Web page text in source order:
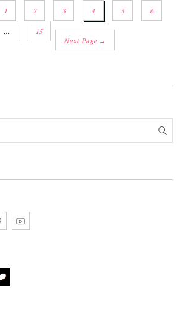
1 2 3 4 5 6
…
15
Next Page →